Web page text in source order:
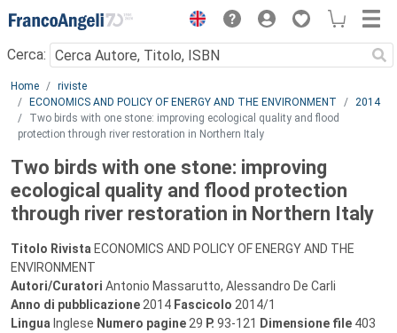
Menu
Cerca:
Main content
Home
riviste
ECONOMICS AND POLICY OF ENERGY AND THE ENVIRONMENT
2014
Two birds with one stone: improving ecological quality and flood
protection through river restoration in Northern Italy
Two birds with one stone: improving
ecological quality and flood protection
through river restoration in Northern Italy
Titolo Rivista ECONOMICS AND POLICY OF ENERGY AND THE
ENVIRONMENT
Autori/Curatori Antonio Massarutto, Alessandro De Carli
Anno di pubblicazione 2014 Fascicolo 2014/1
Lingua Inglese Numero pagine 29 P. 93-121 Dimensione file 403